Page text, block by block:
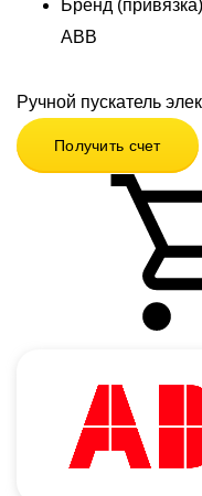
Бренд (привязка)
ABB
Ручной пускатель
Получить счет